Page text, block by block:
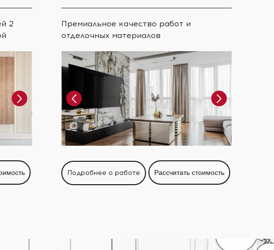
2
Премиальное качество работ и
отделочных материалов
Подробнее о работе Рассчитать стоимость